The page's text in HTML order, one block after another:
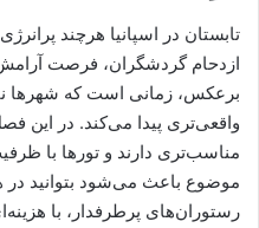
تابستان در اسپانیا هرچند
ازدحام گردشگران، فرصت آرامش
برعکس، زمانی است که
واقعی‌تری پیدا می‌کند. در این
مناسب‌تری دارند و تورها با
موضوع باعث می‌شود بتوانید
رستوران‌های پرطرفدار، با